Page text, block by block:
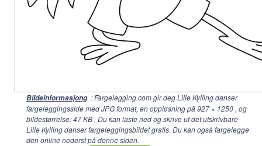
Bildeinformasjong : Fargelegging.com gir deg Lille Kylling danser
fargeleggingsside med JPG format, en oppløsning på927 × 1250 , og
bildestørrelse: 47 KB . Du kan laste ned og skrive ut det utskrivbare
Lille Kylling danser fargeleggingsbildet gratis. Du kan også fargelegge
den online nederst på denne siden.